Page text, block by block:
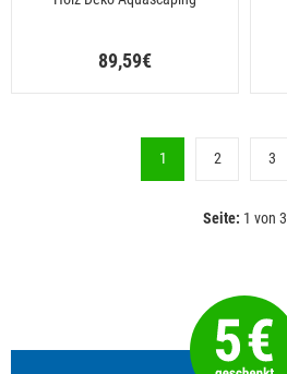
89,59€
1 2 3
Seite: 1 von 3